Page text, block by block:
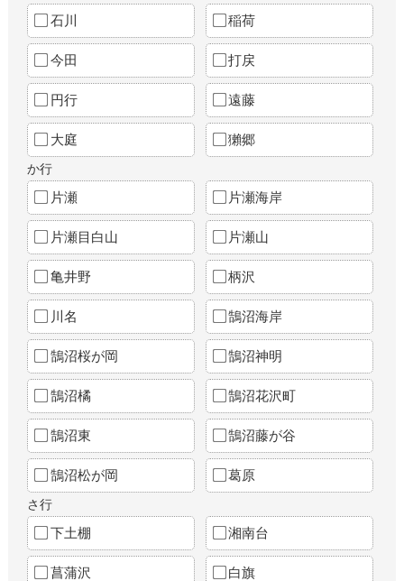
石川 稲荷
今田 打戻
円行 遠藤
大庭 獺郷
か行
片瀬 片瀬海岸
片瀬目白山 片瀬山
亀井野 柄沢
川名 鵠沼海岸
鵠沼桜が岡 鵠沼神明
鵠沼橘 鵠沼花沢町
鵠沼東 鵠沼藤が谷
鵠沼松が岡 葛原
さ行
下土棚 湘南台
菖蒲沢 白旗